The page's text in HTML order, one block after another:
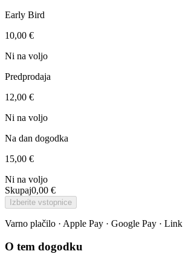
Early Bird
10,00 €
Ni na voljo
Predprodaja
12,00 €
Ni na voljo
Na dan dogodka
15,00 €
Ni na voljo
Skupaj0,00 €
Izberite vstopnice
Varno plačilo · Apple Pay · Google Pay · Link
O tem dogodku